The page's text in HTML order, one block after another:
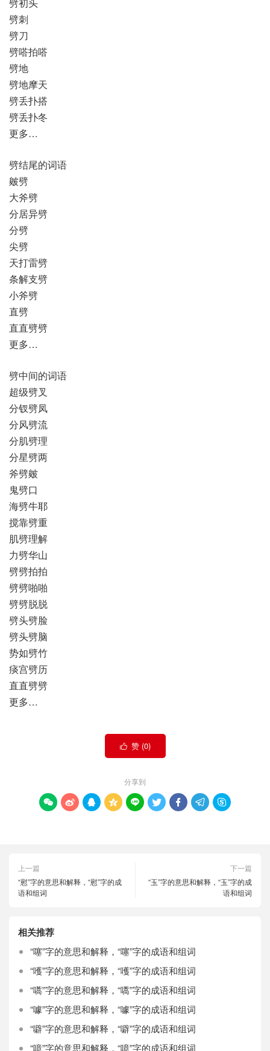
劈刺
劈刀
劈嗒拍嗒
劈地
劈地摩天
劈丢扑搭
劈丢扑冬
更多…
劈结尾的词语
皴劈
大斧劈
分居异劈
分劈
尖劈
天打雷劈
条解支劈
小斧劈
直劈
直直劈劈
更多…
劈中间的词语
超级劈叉
分钗劈凤
分风劈流
分肌劈理
分星劈两
斧劈皴
鬼劈口
海劈牛耶
搅靠劈重
肌劈理解
力劈华山
劈劈拍拍
劈劈啪啪
劈劈脱脱
劈头劈脸
劈头劈脑
势如劈竹
痰宫劈历
直直劈劈
更多…
 赞 (0)
分享到
        
上一篇
“慰”字的意思和解释，“慰”字的成
语和组词
下一篇
“玉”字的意思和解释，“玉”字的成
语和组词
相关推荐
“噻”字的意思和解释，“噻”字的成语和组词
“嚄”字的意思和解释，“嚄”字的成语和组词
“嚆”字的意思和解释，“嚆”字的成语和组词
“噱”字的意思和解释，“噱”字的成语和组词
“噼”字的意思和解释，“噼”字的成语和组词
“噫”字的意思和解释，“噫”字的成语和组词